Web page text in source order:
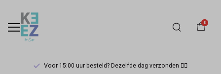
0
Voor 15:00 uur besteld? Dezelfde dag verzonden 🏃‍♀️